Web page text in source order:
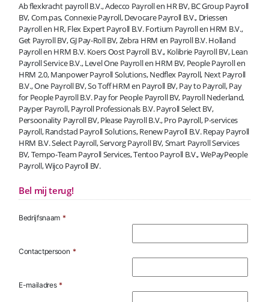
Ab flexkracht payroll B.V., Adecco Payroll en HR BV, BC Group Payroll
BV, Com.pas, Connexie Payroll, Devocare Payroll B.V., Driessen
Payroll en HR, Flex Expert Payroll B.V. Fortium Payroll en HRM B.V.,
Get Payroll BV, GJ Pay-Roll BV, Zebra HRM en Payroll B.V. Holland
Payroll en HRM B.V. Koers Oost Payroll B.V., Kolibrie Payroll BV, Lean
Payroll Service B.V., Level One Payroll en HRM BV, People Payroll en
HRM 2.0, Manpower Payroll Solutions, Nedflex Payroll, Next Payroll
B.V., One Payroll BV, So Toff HRM en Payroll BV, Pay to Payroll, Pay
for People Payroll B.V. Pay for People Payroll BV, Payroll Nederland,
Payper Payroll, Payroll Professionals B.V. Payroll Select BV,
Persoonality Payroll BV, Please Payroll B.V., Pro Payroll, P-services
Payroll, Randstad Payroll Solutions, Renew Payroll B.V. Repay Payroll
HRM B.V. Select Payroll, Servorg Payroll BV, Smart Payroll Services
BV, Tempo-Team Payroll Services, Tentoo Payroll B.V., WePayPeople
Payroll, Wijco Payroll BV.
Bel mij terug!
Bedrijfsnaam *
Contactpersoon *
E-mailadres *